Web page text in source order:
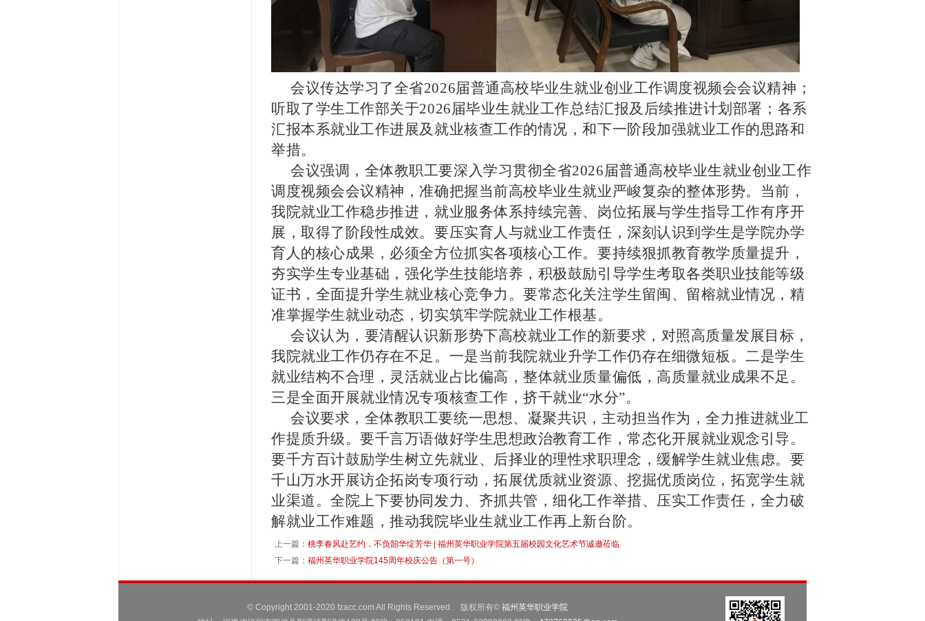
会议传达学习了全省2026届普通高校毕业生就业创业工作调度视频会会议精神；
听取了学生工作部关于2026届毕业生就业工作总结汇报及后续推进计划部署；各系
汇报本系就业工作进展及就业核查工作的情况，和下一阶段加强就业工作的思路和
举措。
会议强调，全体教职工要深入学习贯彻全省2026届普通高校毕业生就业创业工作
调度视频会会议精神，准确把握当前高校毕业生就业严峻复杂的整体形势。当前，
我院就业工作稳步推进，就业服务体系持续完善、岗位拓展与学生指导工作有序开
展，取得了阶段性成效。要压实育人与就业工作责任，深刻认识到学生是学院办学
育人的核心成果，必须全方位抓实各项核心工作。要持续狠抓教育教学质量提升，
夯实学生专业基础，强化学生技能培养，积极鼓励引导学生考取各类职业技能等级
证书，全面提升学生就业核心竞争力。要常态化关注学生留闽、留榕就业情况，精
准掌握学生就业动态，切实筑牢学院就业工作根基。
会议认为，要清醒认识新形势下高校就业工作的新要求，对照高质量发展目标，
我院就业工作仍存在不足。一是当前我院就业升学工作仍存在细微短板。二是学生
就业结构不合理，灵活就业占比偏高，整体就业质量偏低，高质量就业成果不足。
三是全面开展就业情况专项核查工作，挤干就业“水分”。
会议要求，全体教职工要统一思想、凝聚共识，主动担当作为，全力推进就业工
作提质升级。要千言万语做好学生思想政治教育工作，常态化开展就业观念引导。
要千方百计鼓励学生树立先就业、后择业的理性求职理念，缓解学生就业焦虑。要
千山万水开展访企拓岗专项行动，拓展优质就业资源、挖掘优质岗位，拓宽学生就
业渠道。全院上下要协同发力、齐抓共管，细化工作举措、压实工作责任，全力破
解就业工作难题，推动我院毕业生就业工作再上新台阶。
上一篇： 桃李春风赴艺约，不负韶华绽芳华 | 福州英华职业学院第五届校园文化艺术节诚邀莅临
下一篇： 福州英华职业学院145周年校庆公告（第一号）
© Copyright 2001-2020 fzacc.com All Rights Reserved. 版权所有© 福州英华职业学院